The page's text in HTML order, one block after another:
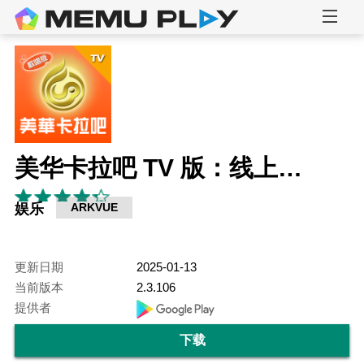
美华卡拉吧 TV 版：线上卡拉 OK、听歌、练唱歌
娱乐 ARKVUE
更新日期
2025-01-13
当前版本
2.3.106
提供者
下载